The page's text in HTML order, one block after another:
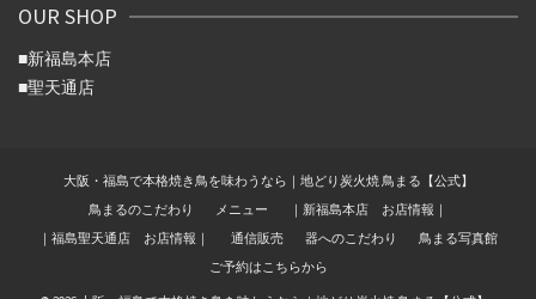
OUR SHOP
■新福島本店
■聖天通店
大阪・福島で本格焼き鳥を味わうなら｜地どり炭火焼 鳥まる【公式】
鳥まるのこだわり
メニュー
｜新福島本店 お店情報｜
｜福島聖天通店 お店情報｜
通信販売 器へのこだわり
鳥まる写真館
ご予約はこちらから